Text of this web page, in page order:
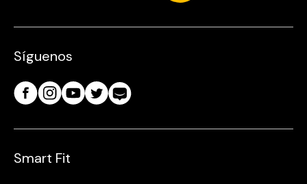
Síguenos
Smart Fit